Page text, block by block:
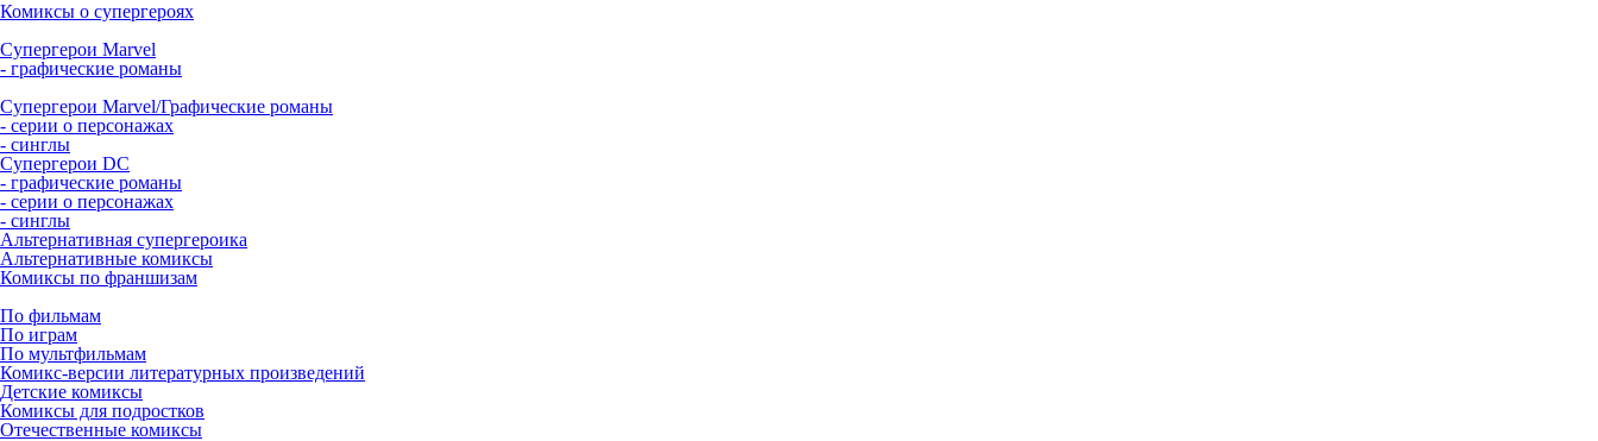
Комиксы о супергероях
Супергерои Marvel
- графические романы
Супергерои Marvel/Графические романы
- серии о персонажах
- синглы
Супергерои DC
- графические романы
- серии о персонажах
- синглы
Альтернативная супергероика
Альтернативные комиксы
Комиксы по франшизам
По фильмам
По играм
По мультфильмам
Комикс-версии литературных произведений
Детские комиксы
Комиксы для подростков
Отечественные комиксы